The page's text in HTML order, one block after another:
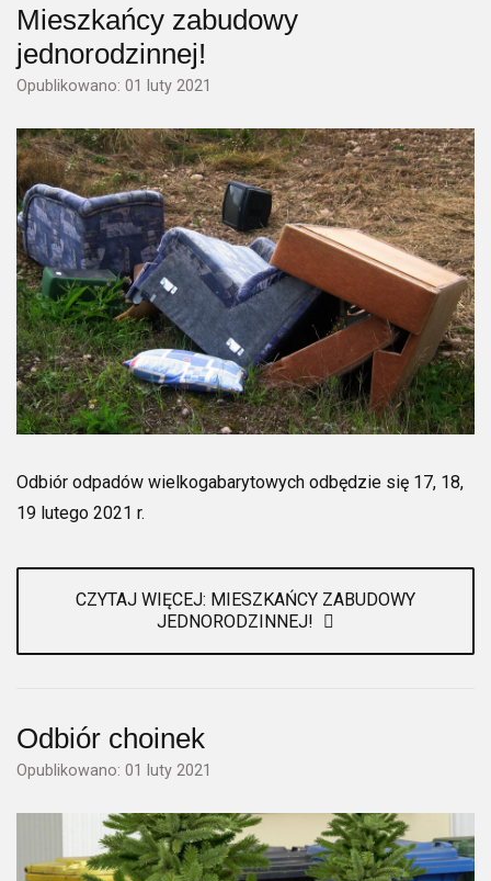
Mieszkańcy zabudowy
jednorodzinnej!
Opublikowano: 01 luty 2021
Odbiór odpadów wielkogabarytowych odbędzie się 17, 18,
19 lutego 2021 r.
CZYTAJ WIĘCEJ: MIESZKAŃCY ZABUDOWY
JEDNORODZINNEJ!
Odbiór choinek
Opublikowano: 01 luty 2021